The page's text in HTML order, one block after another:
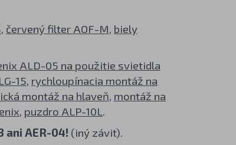
, červený filter AOF-M, biely
ALD-05 na použitie svietidla
15, rychloupínacia montáž na
montáž na hlaveň, montáž na
, puzdro ALP-10L.
ani AER-04! (iný závit).